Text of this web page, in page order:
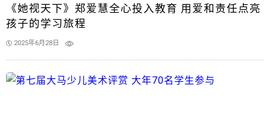
《她视天下》郑爱慧全心投入教育 用爱和责任点亮
孩子的学习旅程
2025年6月28日